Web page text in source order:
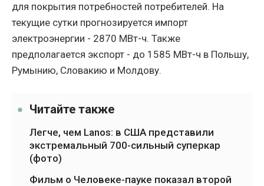
для покрытия потребностей потребителей. На
текущие сутки прогнозируется импорт
электроэнергии - 2870 МВт-ч. Также
предполагается экспорт - до 1585 МВт-ч в Польшу,
Румынию, Словакию и Молдову.
Читайте также
Легче, чем Lanos: в США представили
экстремальный 700-сильный суперкар
(фото)
Фильм о Человеке-пауке показал второй